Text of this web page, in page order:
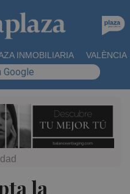
INMOBILIARIA VALÈNCIA
Google
la